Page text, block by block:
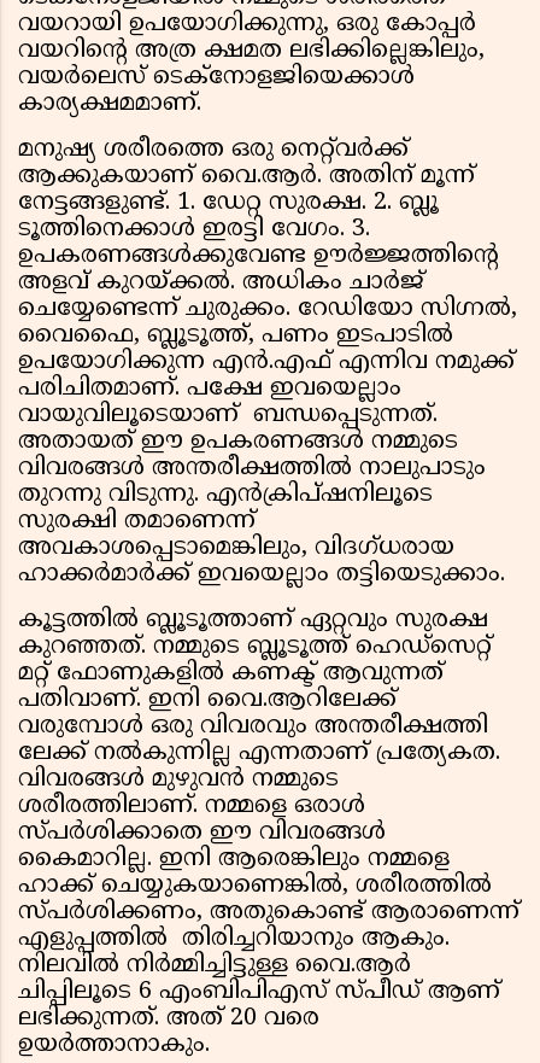
വയറായി ഉപയോഗിക്കുന്നു, ഒരു കോപ്പർ
വയറിന്‍റെ അത്ര ക്ഷമത ലഭിക്കില്ലെങ്കിലും,
വയർലെസ് ടെക്നോളജിയെക്കാൾ
കാര്യക്ഷമമാണ്.
മനുഷ്യ ശരീരത്തെ ഒരു നെറ്റ്‌വർക്ക്
ആക്കുകയാണ് വൈ.ആർ. അതിന് മൂന്ന്
നേട്ടങ്ങളുണ്ട്. 1. ഡേറ്റ സുരക്ഷ. 2. ബ്ലൂ
ടൂത്തിനെക്കാൾ ഇരട്ടി വേഗം. 3.
ഉപകരണങ്ങൾക്കുവേണ്ട ഊർജ്ജത്തിന്‍റെ
അളവ് കുറയ്ക്കല്‍. അധികം ചാര്‍ജ്
ചെയ്യേണ്ടെന്ന് ചുരുക്കം. റേഡിയോ സിഗ്നൽ,
വൈഫൈ, ബ്ലൂടൂത്ത്, പണം ഇടപാടിൽ
ഉപയോഗിക്കുന്ന എൻ.എഫ് എന്നിവ നമുക്ക്
പരിചിതമാണ്. പക്ഷേ ഇവയെല്ലാം
വായുവിലൂടെയാണ് ബന്ധപ്പെടുന്നത്.
അതായത് ഈ ഉപകരണങ്ങൾ നമ്മുടെ
വിവരങ്ങൾ അന്തരീക്ഷത്തിൽ നാലുപാടും
തുറന്നു വിടുന്നു. എൻക്രിപ്ഷനിലൂടെ
സുരക്ഷി തമാണെന്ന്
അവകാശപ്പെടാമെങ്കിലും, വിദഗ്ധരായ
ഹാക്കർമാർക്ക് ഇവയെല്ലാം തട്ടിയെടുക്കാം.
കൂട്ടത്തിൽ ബ്ലൂടൂത്താണ് ഏറ്റവും സുരക്ഷ
കുറഞ്ഞത്. നമ്മുടെ ബ്ലൂടൂത്ത് ഹെഡ്സെറ്റ്
മറ്റ് ഫോണുകളില്‍ കണക്ട് ആവുന്നത്
പതിവാണ്. ഇനി വൈ.ആറിലേക്ക്
വരുമ്പോൾ ഒരു വിവരവും അന്തരീക്ഷത്തി
ലേക്ക് നൽകുന്നില്ല എന്നതാണ് പ്രത്യേകത.
വിവരങ്ങൾ മുഴുവൻ നമ്മുടെ
ശരീരത്തിലാണ്. നമ്മളെ ഒരാൾ
സ്പർശിക്കാതെ ഈ വിവരങ്ങൾ
കൈമാറില്ല. ഇനി ആരെങ്കിലും നമ്മളെ
ഹാക്ക് ചെയ്യുകയാണെങ്കിൽ, ശരീരത്തിൽ
സ്പർശിക്കണം, അതുകൊണ്ട് ആരാണെന്ന്
എളുപ്പത്തിൽ തിരിച്ചറിയാനും ആകും.
നിലവിൽ നിർമ്മിച്ചിട്ടുള്ള വൈ.ആർ
ചിപ്പിലൂടെ 6 എംബിപിഎസ് സ്പീഡ് ആണ്
ലഭിക്കുന്നത്. അത് 20 വരെ
ഉയർത്താനാകും.